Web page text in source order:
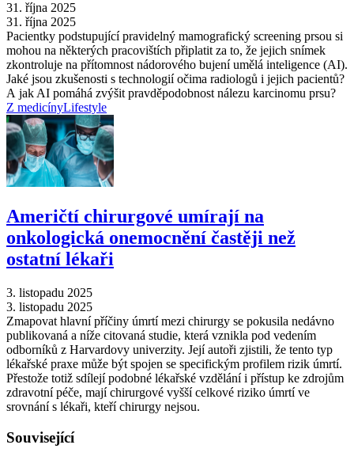
31. října 2025
31. října 2025
Pacientky podstupující pravidelný mamografický screening prsou si
mohou na některých pracovištích připlatit za to, že jejich snímek
zkontroluje na přítomnost nádorového bujení umělá inteligence (AI).
Jaké jsou zkušenosti s technologií očima radiologů i jejich pacientů?
A jak AI pomáhá zvýšit pravděpodobnost nálezu karcinomu prsu?
Z medicínyLifestyle
Američtí chirurgové umírají na
onkologická onemocnění častěji než
ostatní lékaři
3. listopadu 2025
3. listopadu 2025
Zmapovat hlavní příčiny úmrtí mezi chirurgy se pokusila nedávno
publikovaná a níže citovaná studie, která vznikla pod vedením
odborníků z Harvardovy univerzity. Její autoři zjistili, že tento typ
lékařské praxe může být spojen se specifickým profilem rizik úmrtí.
Přestože totiž sdílejí podobné lékařské vzdělání i přístup ke zdrojům
zdravotní péče, mají chirurgové vyšší celkové riziko úmrtí ve
srovnání s lékaři, kteří chirurgy nejsou.
Související